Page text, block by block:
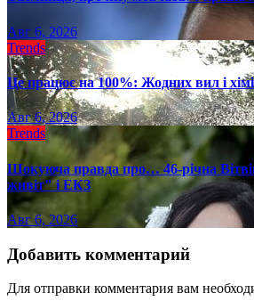
Авг 6, 2026
Trends
Це працює на 100%: Жодних вил і
Авг 6, 2026
Trends
Шокуюча правда про… 46-річна
живіт" і ЕКЗ
Авг 6, 2026
Добавить комментарий
Для отправки комментария вам